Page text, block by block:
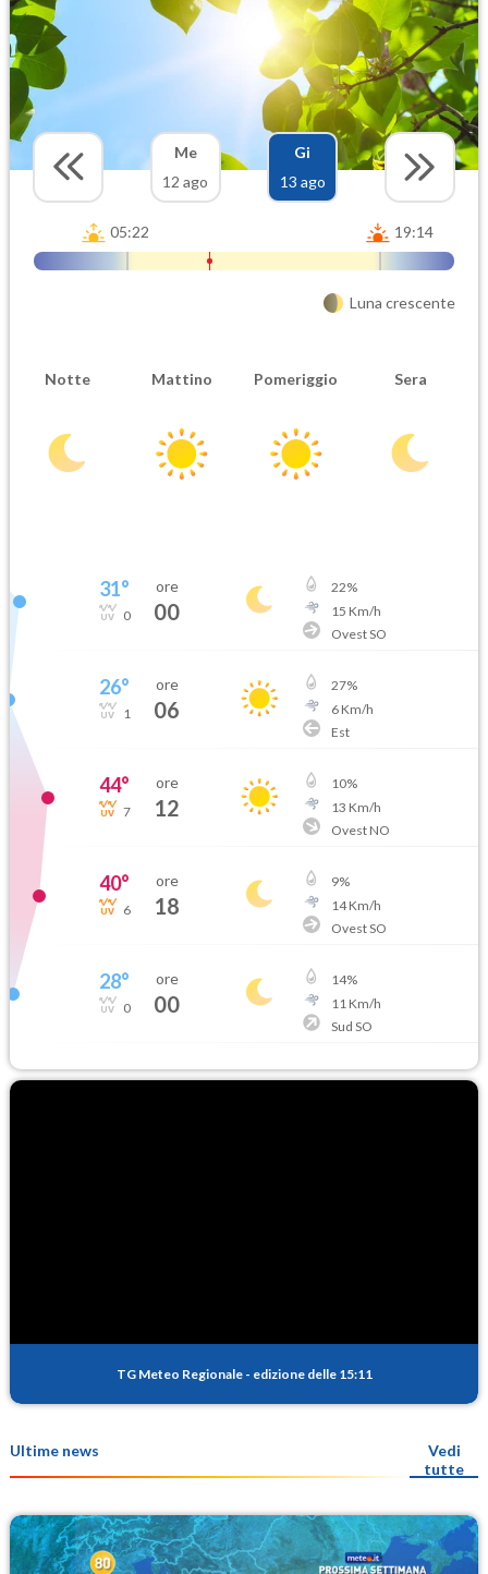
Me
12 ago
Gi
13 ago
05:22 19:14
Luna crescente
Notte Mattino Pomeriggio Sera
31°
0
ore
00
22%
15 Km/h
Ovest SO
26°
1
ore
06
27%
6Km/h
Est
44°
7
ore
12
10%
13 Km/h
Ovest NO
40°
6
ore
18
9%
14Km/h
Ovest SO
28°
0
ore
00
14%
11 Km/h
Sud SO
TG Meteo Regionale - edizione delle 15:11
Ultime news
Vedi
tutte